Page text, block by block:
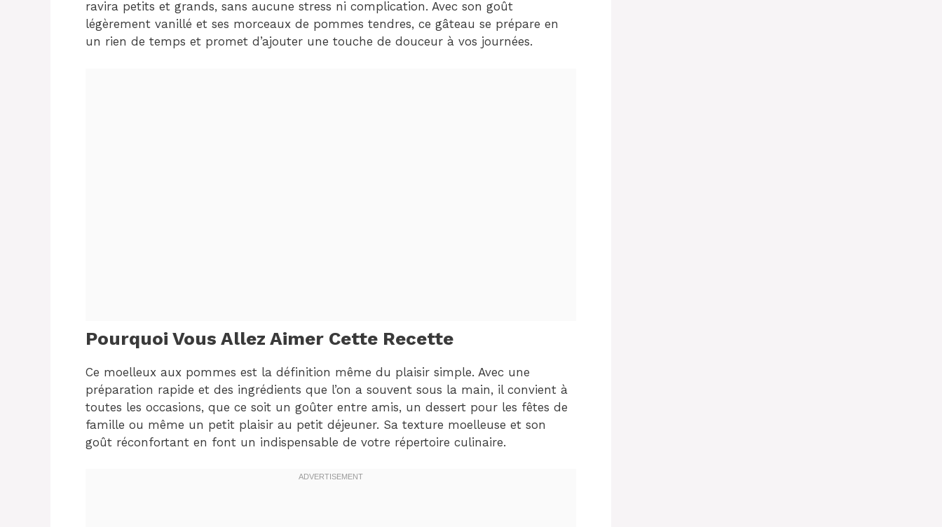
ravira petits et grands, sans aucune stress ni complication. Avec son goût
légèrement vanillé et ses morceaux de pommes tendres, ce gâteau se prépare en
un rien de temps et promet d’ajouter une touche de douceur à vos journées.
Pourquoi Vous Allez Aimer Cette Recette
Ce moelleux aux pommes est la définition même du plaisir simple. Avec une
préparation rapide et des ingrédients que l’on a souvent sous la main, il convient à
toutes les occasions, que ce soit un goûter entre amis, un dessert pour les fêtes de
famille ou même un petit plaisir au petit déjeuner. Sa texture moelleuse et son
goût réconfortant en font un indispensable de votre répertoire culinaire.